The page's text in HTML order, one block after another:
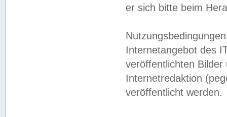
er sich bitte beim
Internetangebot des
veröffentlichten
Internetredaktion
veröffentlicht werden.